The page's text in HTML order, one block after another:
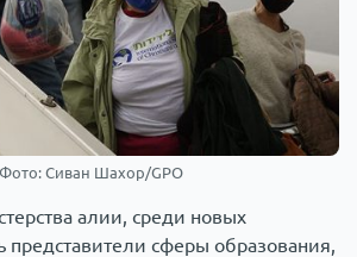
Фото: Сиван Шахор/GPO
алии, среди новых
представители сферы образования,